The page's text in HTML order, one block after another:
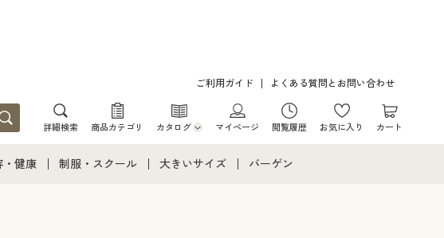
ご利用ガイド よくある質問とお問い合わせ
詳細検索 商品カテゴリ カタログ
カタログ・チラシからのご注文
マイページ 閲覧履歴 お気に入り カート
・健康 制服・スクール 大きいサイズ バーゲン